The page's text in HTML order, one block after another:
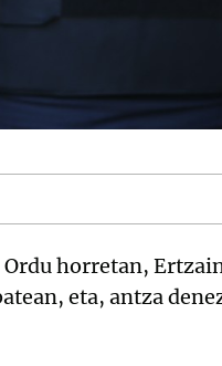
Ordu horretan,
eta, antza